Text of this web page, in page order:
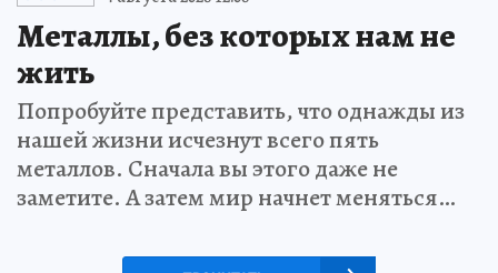
Металлы, без которых нам не
жить
Попробуйте представить, что однажды из
нашей жизни исчезнут всего пять
металлов. Сначала вы этого даже не
заметите. А затем мир начнет меняться…